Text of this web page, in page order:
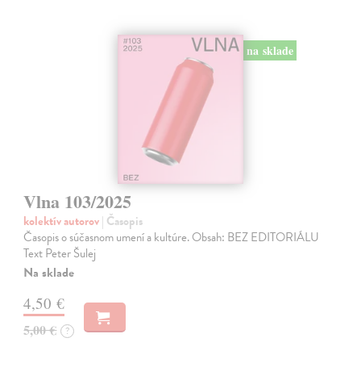
na sklade
Vlna 103/2025
kolektív autorov| Časopis
Časopis o súčasnom umení a kultúre. Obsah: BEZ EDITORIÁLU
Text Peter Šulej
Na sklade
4,50 €
5,00 € ?